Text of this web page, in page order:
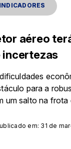
INDICADORES
aéreo
incertezas
para a
um salto na frota
em: 31 de